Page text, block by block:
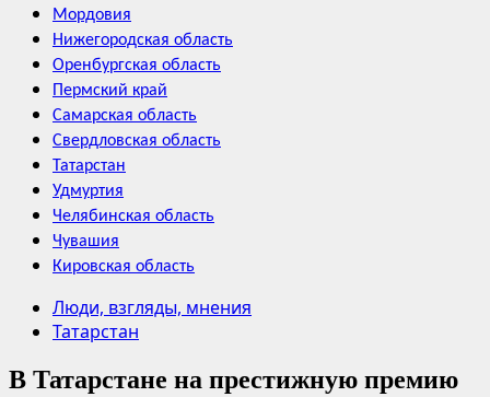
Мордовия
Нижегородская область
Оренбургская область
Пермский край
Самарская область
Свердловская область
Татарстан
Удмуртия
Челябинская область
Чувашия
Кировская область
Люди, взгляды, мнения
Татарстан
В Татарстане на престижную премию